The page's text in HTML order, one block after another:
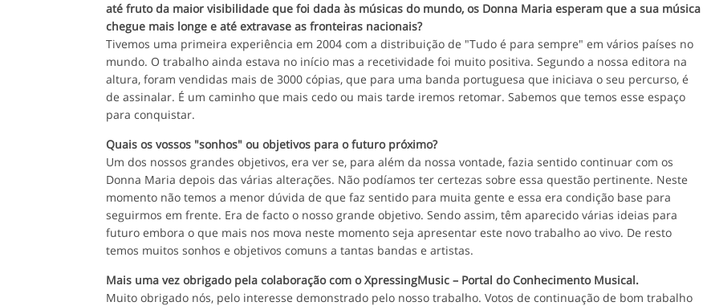
até fruto da maior visibilidade que foi dada às músicas do mundo, os Donna Maria esperam que a sua música
chegue mais longe e até extravase as fronteiras nacionais?
Tivemos uma primeira experiência em 2004 com a distribuição de "Tudo é para sempre" em vários países no
mundo. O trabalho ainda estava no início mas a recetividade foi muito positiva. Segundo a nossa editora na
altura, foram vendidas mais de 3000 cópias, que para uma banda portuguesa que iniciava o seu percurso, é
de assinalar. É um caminho que mais cedo ou mais tarde iremos retomar. Sabemos que temos esse espaço
para conquistar.
Quais os vossos "sonhos" ou objetivos para o futuro próximo?
Um dos nossos grandes objetivos, era ver se, para além da nossa vontade, fazia sentido continuar com os
Donna Maria depois das várias alterações. Não podíamos ter certezas sobre essa questão pertinente. Neste
momento não temos a menor dúvida de que faz sentido para muita gente e essa era condição base para
seguirmos em frente. Era de facto o nosso grande objetivo. Sendo assim, têm aparecido várias ideias para
futuro embora o que mais nos mova neste momento seja apresentar este novo trabalho ao vivo. De resto
temos muitos sonhos e objetivos comuns a tantas bandas e artistas.
Mais uma vez obrigado pela colaboração com o XpressingMusic – Portal do Conhecimento Musical.
Muito obrigado nós, pelo interesse demonstrado pelo nosso trabalho. Votos de continuação de bom trabalho